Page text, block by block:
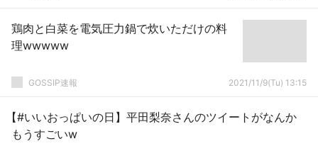
鶏肉と白菜を電気圧力鍋で炊いただけの料
理wwwww
GOSSIP速報 2021/11/9(Tu) 13:15
【#いいおっぱいの日】平田梨奈さんのツイートがなんか
もうすごいw